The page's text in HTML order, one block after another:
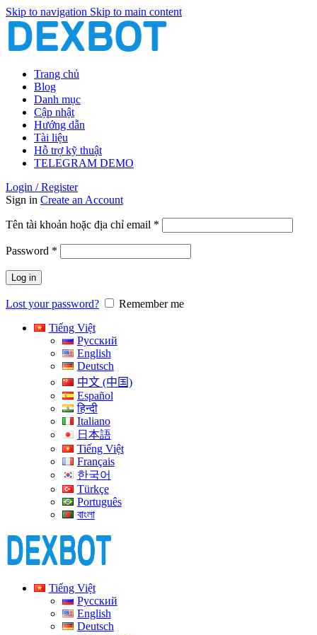
Skip to navigation Skip to main content
Trang chủ
Blog
Danh mục
Cập nhật
Hướng dẫn
Tài liệu
Hỗ trợ kỹ thuật
TELEGRAM DEMO
Login / Register
Sign in Create an Account
Tên tài khoản hoặc địa chỉ email *
buộc
Password *
buộc
Log in
Lost your password?
Remember me
Tiếng Việt
Русский
English
Deutsch
中文 (中国)
Español
हिन्दी
Italiano
日本語
Tiếng Việt
Français
한국어
Türkçe
Português
বাংলা
Tiếng Việt
Русский
English
Deutsch